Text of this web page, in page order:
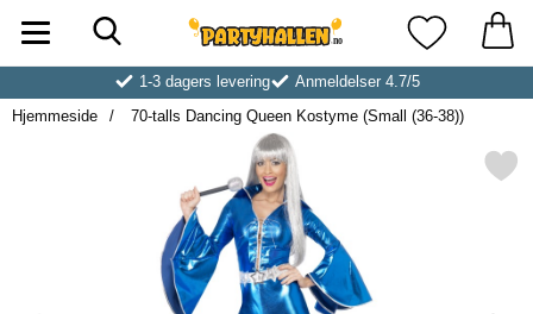
Startsiden for Partyhallen ABMine
1-3 dagers levering
Anmeldelser 4.7/5
Hjemmeside
70-talls Dancing Queen Kostyme (Small (36-38))
Merk 70-talls Dancing Queen